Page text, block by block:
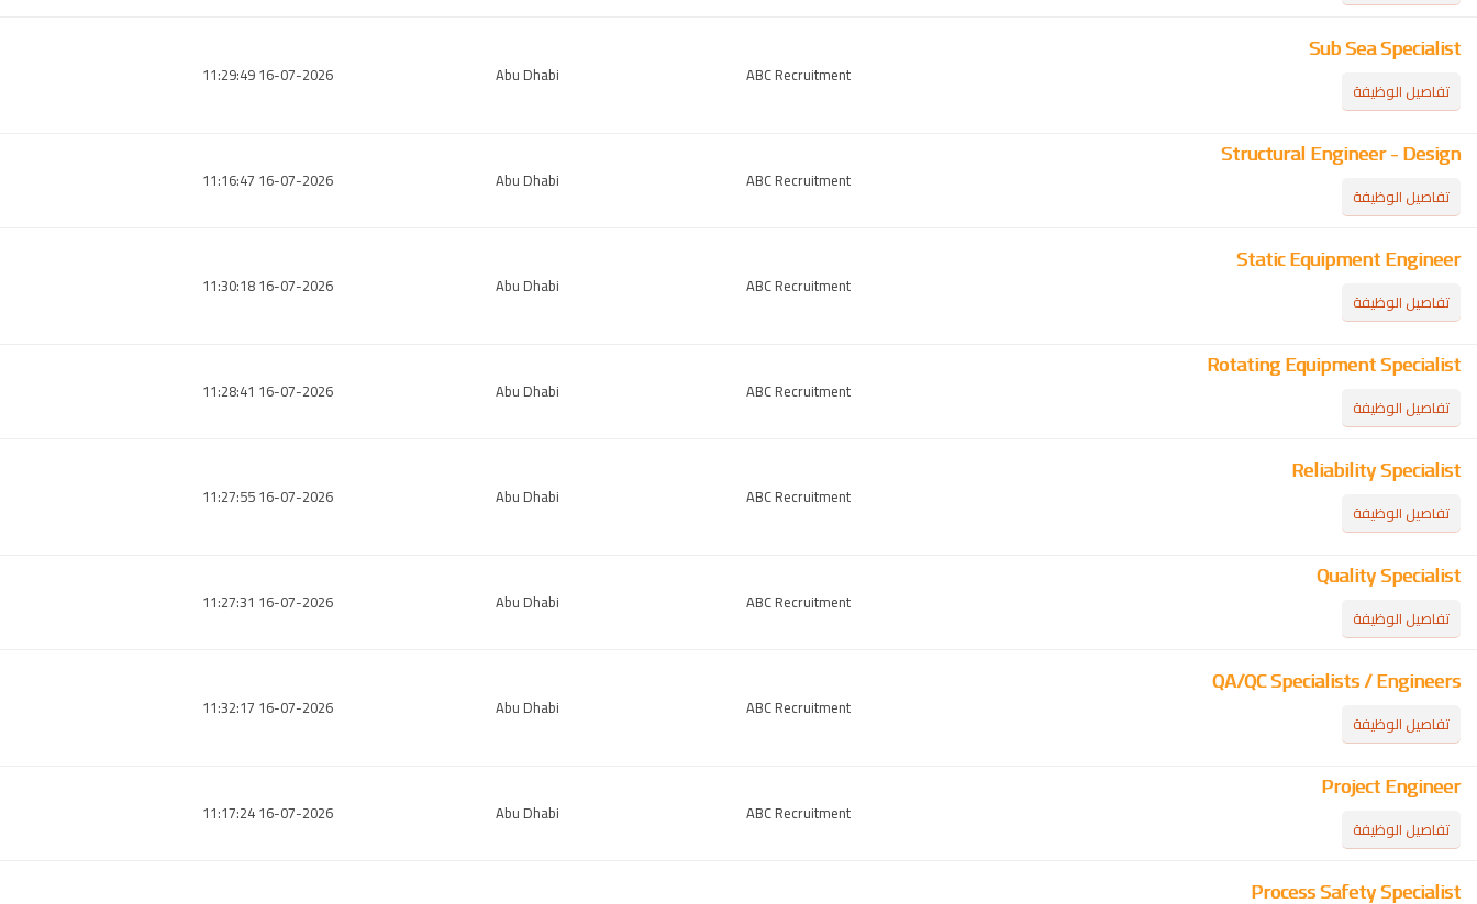
Sub Sea Specialist
تفاصيل الوظيفة
ABC Recruitment
Abu Dhabi
16-07-2026 11:29:49
Structural Engineer - Design
تفاصيل الوظيفة
ABC Recruitment
Abu Dhabi
16-07-2026 11:16:47
Static Equipment Engineer
تفاصيل الوظيفة
ABC Recruitment
Abu Dhabi
16-07-2026 11:30:18
Rotating Equipment Specialist
تفاصيل الوظيفة
ABC Recruitment
Abu Dhabi
16-07-2026 11:28:41
Reliability Specialist
تفاصيل الوظيفة
ABC Recruitment
Abu Dhabi
16-07-2026 11:27:55
Quality Specialist
تفاصيل الوظيفة
ABC Recruitment
Abu Dhabi
16-07-2026 11:27:31
QA/QC Specialists / Engineers
تفاصيل الوظيفة
ABC Recruitment
Abu Dhabi
16-07-2026 11:32:17
Project Engineer
تفاصيل الوظيفة
ABC Recruitment
Abu Dhabi
16-07-2026 11:17:24
Process Safety Specialist